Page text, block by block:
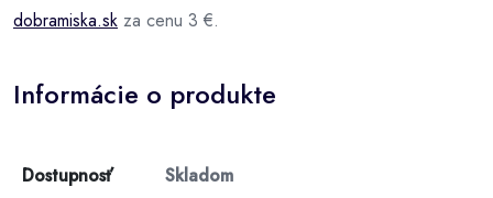
dobramiska.sk za cenu 3 €.
Informácie o produkte
Dostupnosť Skladom